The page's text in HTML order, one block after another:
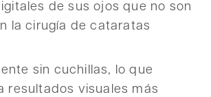
de sus ojos que no son
la cirugía de cataratas
sin cuchillas, lo que
resultados visuales más